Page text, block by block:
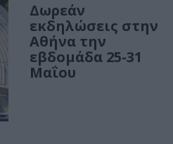
Δωρεάν
εκδηλώσεις στην
Αθήνα την
εβδομάδα 25-31
Μαΐου